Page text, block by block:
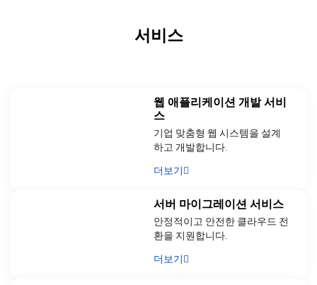
서비스
웹 애플리케이션 개발 서비
스
기업 맞춤형 웹 시스템을 설계
하고 개발합니다.
더보기
서버 마이그레이션 서비스
안정적이고 안전한 클라우드 전
환을 지원합니다.
더보기